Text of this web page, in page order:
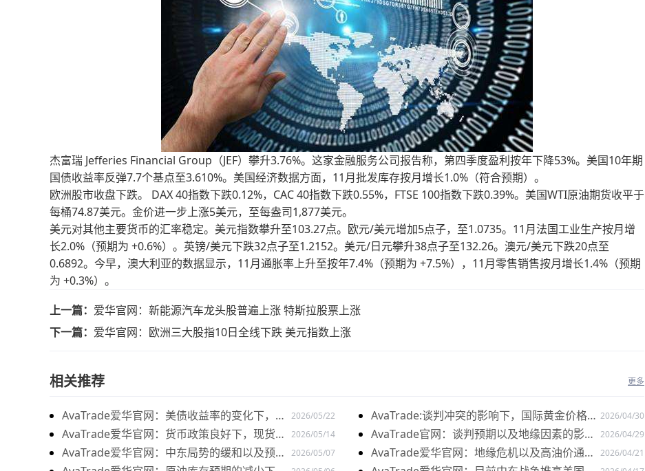
杰富瑞 Jefferies Financial Group（JEF）攀升3.76%。这家金融服务公司报告称，第四季度盈利按年下降53%。美国10年期
国债收益率反弹7.7个基点至3.610%。美国经济数据方面，11月批发库存按月增长1.0%（符合预期）。
欧洲股市收盘下跌。 DAX 40指数下跌0.12%，CAC 40指数下跌0.55%，FTSE 100指数下跌0.39%。美国WTI原油期货收平于
每桶74.87美元。金价进一步上涨5美元，至每盎司1,877美元。
美元对其他主要货币的汇率稳定。美元指数攀升至103.27点。欧元/美元增加5点子，至1.0735。11月法国工业生产按月增
长2.0%（预期为 +0.6%）。英镑/美元下跌32点子至1.2152。美元/日元攀升38点子至132.26。澳元/美元下跌20点至
0.6892。今早，澳大利亚的数据显示，11月通胀率上升至按年7.4%（预期为 +7.5%），11月零售销售按月增长1.4%（预期
为 +0.3%）。
上一篇： 爱华官网：新能源汽车龙头股普遍上涨 特斯拉股票上涨
下一篇： 爱华官网：欧洲三大股指10日全线下跌 美元指数上涨
相关推荐 更多
AvaTrade爱华官网：美债收益率的变化下，现
货黄金价格下跌
2026/05/22
AvaTrade爱华官网：货币政策良好下，现货黄
金持续上涨
2026/05/14
AvaTrade爱华官网：中东局势的缓和以及预期
2026/05/07
AvaTrade:谈判冲突的影响下，国际黄金价格下
跌
2026/04/30
AvaTrade官网：谈判预期以及地缘因素的影响
下，黄金价格下跌
2026/04/29
AvaTrade爱华官网：地缘危机以及高油价通胀
2026/04/21